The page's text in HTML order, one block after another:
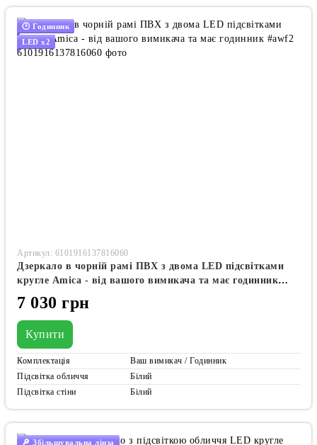
🕑 Годинник
LED x2
Артикул: 6101916137816060
Дзеркало в чорній рамі ПВХ з двома LED підсвітками
кругле Amica - від вашого вимикача та має годинник
#awf2
7 030 грн
Купити
Комплектація
Ваш вимикач / Годинник
Підсвітка обличчя
Білий
Підсвітка стіни
Білий
🔎 Збільшувальна лінза